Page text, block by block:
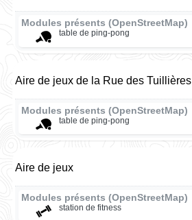
Modules présents (OpenStreetMap)
table de ping-pong
Aire de jeux de la Rue des Tuillières
Modules présents (OpenStreetMap)
table de ping-pong
Aire de jeux
Modules présents (OpenStreetMap)
station de fitness